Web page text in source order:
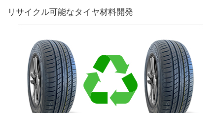
リサイクル可能なタイヤ材料開発